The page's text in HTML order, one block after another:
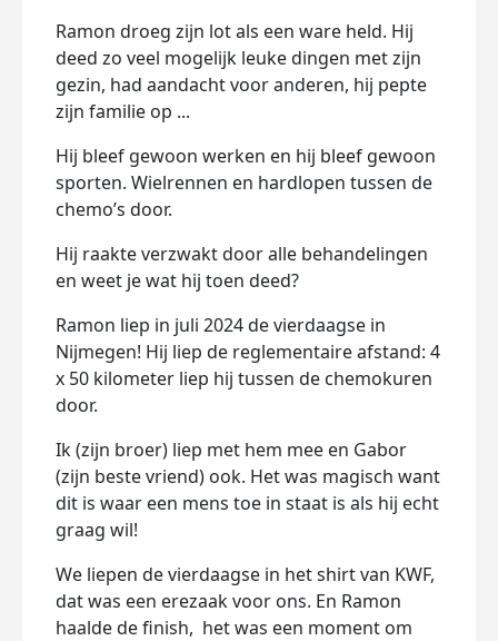
Ramon droeg zijn lot als een ware held. Hij
deed zo veel mogelijk leuke dingen met zijn
gezin, had aandacht voor anderen, hij pepte
zijn familie op ...
Hij bleef gewoon werken en hij bleef gewoon
sporten. Wielrennen en hardlopen tussen de
chemo’s door.
Hij raakte verzwakt door alle behandelingen
en weet je wat hij toen deed?
Ramon liep in juli 2024 de vierdaagse in
Nijmegen! Hij liep de reglementaire afstand: 4
x 50 kilometer liep hij tussen de chemokuren
door.
Ik (zijn broer) liep met hem mee en Gabor
(zijn beste vriend) ook. Het was magisch want
dit is waar een mens toe in staat is als hij echt
graag wil!
We liepen de vierdaagse in het shirt van KWF,
dat was een erezaak voor ons. En Ramon
haalde de finish, het was een moment om